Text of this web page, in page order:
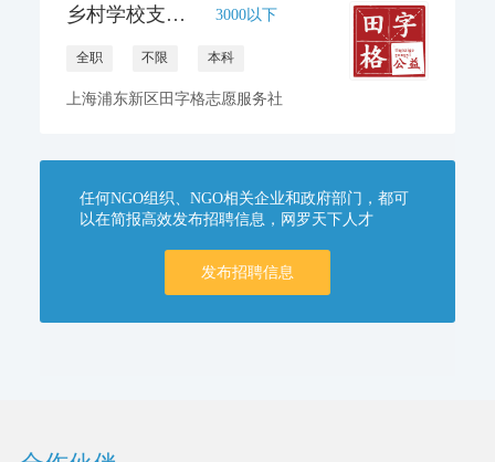
乡村学校支教老师 （贵州-遵义正安县） 3000以下
全职 不限 本科
上海浦东新区田字格志愿服务社
任何NGO组织、NGO相关企业和政府部门，都可
以在简报高效发布招聘信息，网罗天下人才
发布招聘信息